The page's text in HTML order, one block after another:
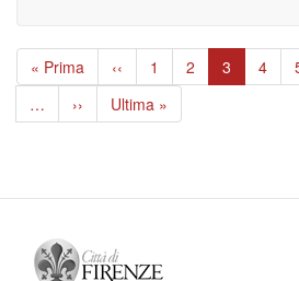
Paginazione
Prima
pagina
« Prima
Pagina
precedente
‹‹ Page
1 Page
2
Pagina
attuale
3 Page
4
…
Pagina
successiva
››
Ultima
pagina
Ultima »